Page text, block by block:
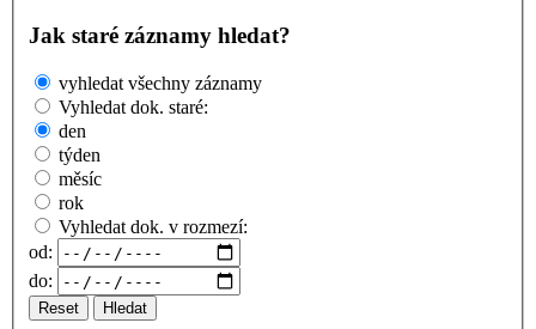
Jak staré záznamy hledat?
vyhledat všechny záznamy
Vyhledat dok. staré:
den
týden
měsíc
rok
Vyhledat dok. v rozmezí:
od:
do:
Reset Hledat